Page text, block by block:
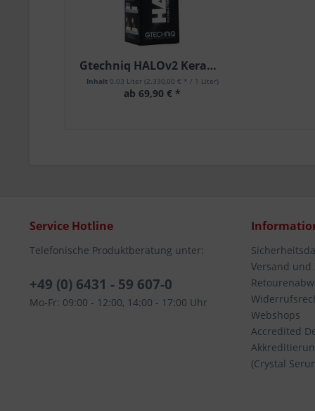
Gtechniq HALOv2 Keramikversiegelung Folierungen...
Inhalt 0.03 Liter (2.330,00 € * / 1 Liter)
ab 69,90 € *
Service Hotline
Telefonische Produktberatung unter:
+49 (0) 6431 - 59 607-0
Mo-Fr: 09:00 - 12:00, 14:00 - 17:00 Uhr
Versand und
Webshops
Accredited
(Crystal